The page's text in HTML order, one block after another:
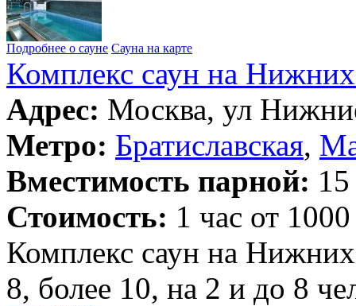
Подробнее о сауне Сауна на карте
Комплекс саун на
Адрес: Москва, ул
Метро: Братиславская,
Вместимость парной:
Стоимость: 1 час от
Комплекс саун на
8, более 10, на 2 и до 8